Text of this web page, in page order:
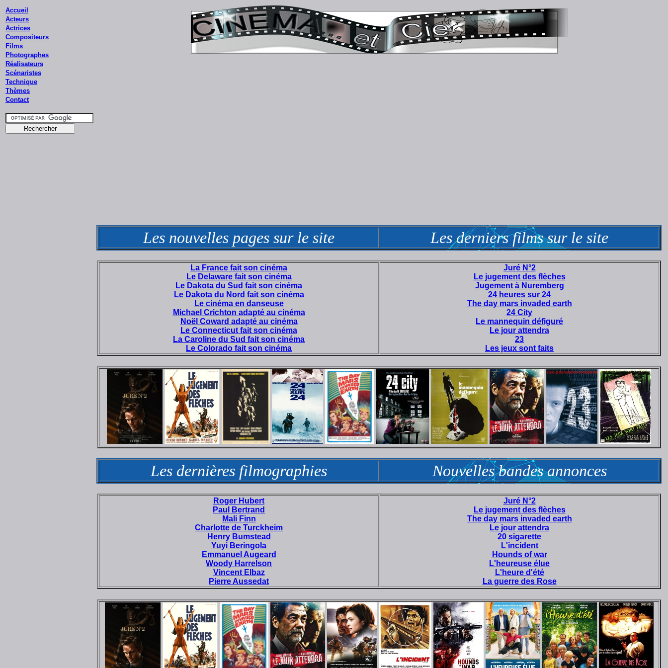
Accueil
Acteurs
Actrices
Compositeurs
Films
Photographes
Réalisateurs
Scénaristes
Technique
Thèmes
Contact
Les nouvelles pages sur le site Les derniers films sur le site
La France fait son cinéma
Le Delaware fait son cinéma
Le Dakota du Sud fait son cinéma
Le Dakota du Nord fait son cinéma
Le cinéma en danseuse
Michael Crichton adapté au cinéma
Noël Coward adapté au cinéma
Le Connecticut fait son cinéma
La Caroline du Sud fait son cinéma
Le Colorado fait son cinéma
Juré N°2
Le jugement des flèches
Jugement à Nuremberg
24 heures sur 24
The day mars invaded earth
24 City
Le mannequin défiguré
Le jour attendra
23
Les jeux sont faits
Les dernières filmographies Nouvelles bandes annonces
Roger Hubert
Paul Bertrand
Mali Finn
Charlotte de Turckheim
Henry Bumstead
Yuyi Beringola
Emmanuel Augeard
Woody Harrelson
Vincent Elbaz
Pierre Aussedat
Juré N°2
Le jugement des flèches
The day mars invaded earth
Le jour attendra
20 sigarette
L'incident
Hounds of war
L'heureuse élue
L'heure d'été
La guerre des Rose